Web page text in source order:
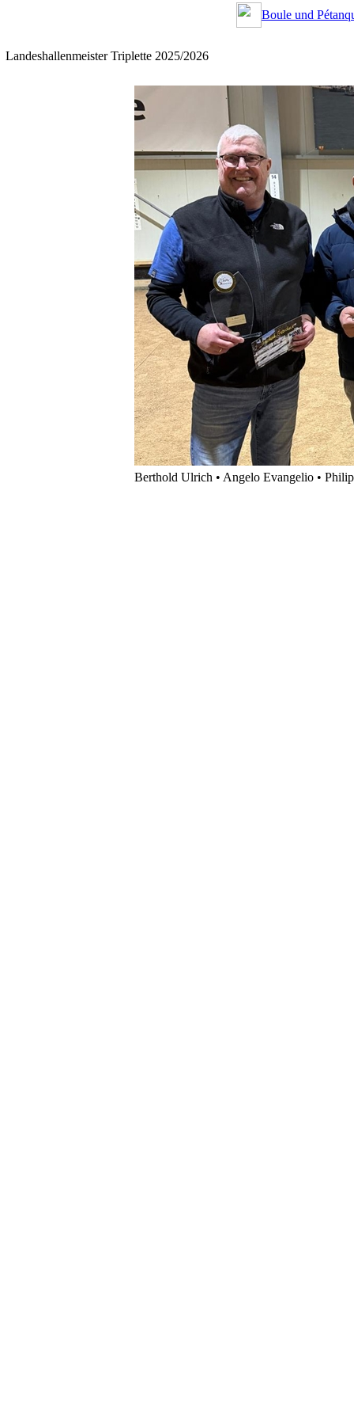
Boule und
Landeshallenmeister Triplette 2025/2026
Berthold Ulrich • Angelo Evangelio •